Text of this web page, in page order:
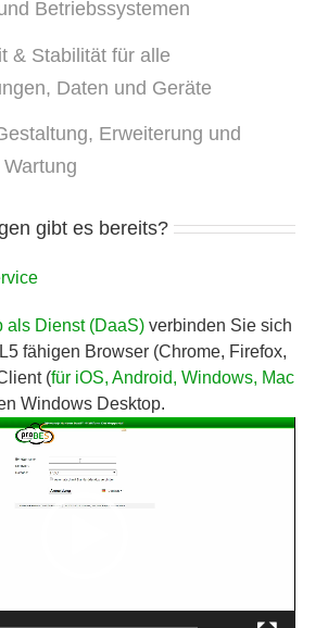
Betriebssystemen
& Stabilität für alle
Daten und Geräte
Erweiterung und
gibt es bereits?
als Dienst (DaaS) verbinden Sie sich
fähigen Browser (Chrome, Firefox,
(für iOS, Android, Windows, Mac
Windows Desktop.